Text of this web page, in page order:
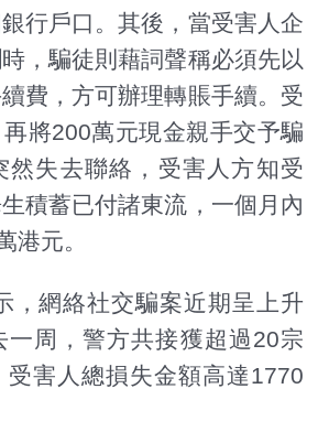
行戶口。其後，當受害人企
，騙徒則藉詞聲稱必須先以
費，方可辦理轉賬手續。受
將200萬元現金親手交予騙
然失去聯絡，受害人方知受
積蓄已付諸東流，一個月內
港元。
網絡社交騙案近期呈上升
一周，警方共接獲超過20宗
害人總損失金額高達1770